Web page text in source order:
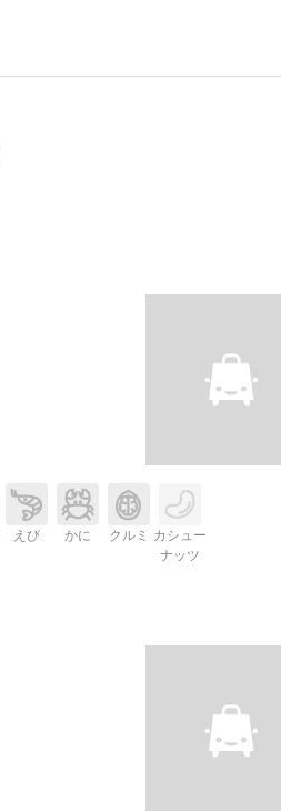
えび かに クルミ カシュー
ナッツ